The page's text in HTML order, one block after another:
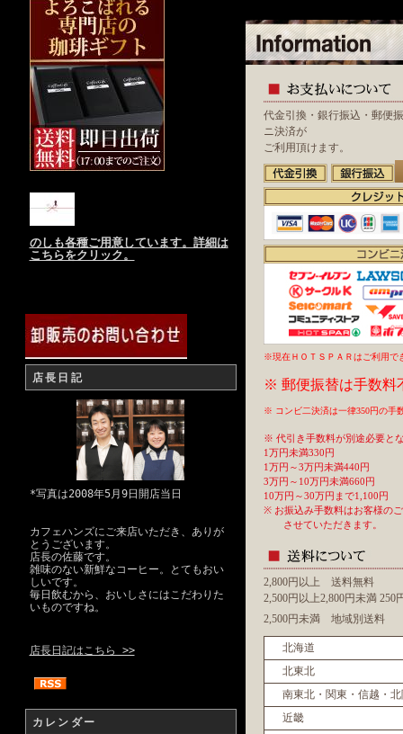
のしも各種ご用意しています。詳細は
こちらをクリック。
店長日記
*写真は2008年5月9日開店当日
カフェハンズにご来店いただき、ありが
とうございます。
店長の佐藤です。
雑味のない新鮮なコーヒー。とてもおい
しいです。
毎日飲むから、おいしさにはこだわりた
いものですね。
店長日記はこちら >>
カレンダー
代金引換・銀行振込・郵便
ニ決済が
ご利用頂けます。
※現在ＨＯＴＳＰＡＲはご利用で
※ 郵便振替は手数料
※ コンビ二決済は一律350円の手
※ 代引き手数料が別途必要と
1万円未満330円
1万円～3万円未満440円
3万円～10万円未満660円
10万円～30万円まで1,100円
※ お振込み手数料はお客様の
させていただきます。
2,800円以上 送料無料
2,500円以上2,800円未満 250
2,500円未満 地域別送料
北海道
北東北
南東北・関東・信越・
近畿